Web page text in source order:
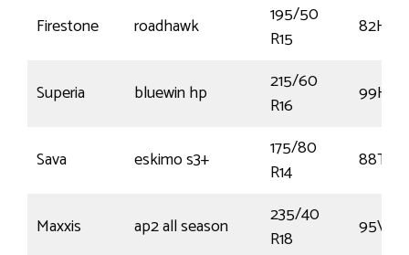
Firestone roadhawk
195/50
R15
82H
Superia bluewin hp
215/60
R16
99H
Sava eskimo s3+
175/80
R14
88T
Maxxis ap2 all season
235/40
R18
95V